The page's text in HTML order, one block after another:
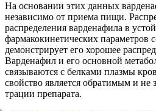
На основании этих данных
независимо от приема пи­щи.
распределения варденафила в
фармакокинетиче­ских параметров
демонстрирует его хорошее
Варденафил и его основной
связываются с белками плазмы
свойство является обратимым и
трации препарата.